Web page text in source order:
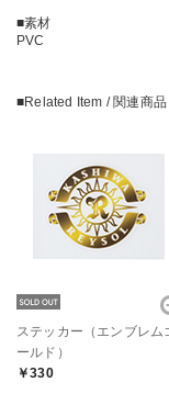
■素材
PVC
■Related Item / 関連商品
ステッカー（エンブレム
ールド）
￥330